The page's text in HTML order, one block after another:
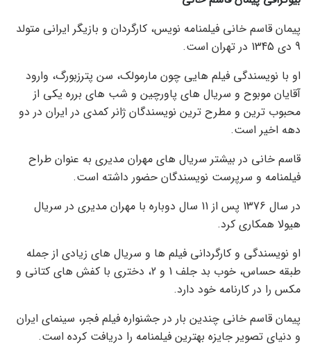
پیمان قاسم خانی فیلمنامه نویس، کارگردان و بازیگر ایرانی متولد
9 دی 1345 در تهران است.
او با نویسندگی فیلم هایی چون مارمولک، سن پترزبورگ، وارود
آقایان موبوح و سریال های پاورچین و شب های برره یکی از
محبوب ترین و مطرح ترین نویسندگان ژانر کمدی در ایران در دو
دهه اخیر است.
قاسم خانی در بیشتر سریال های مهران مدیری به عنوان طراح
فیلمنامه و سرپرست نویسندگان حضور داشته است.
در سال 1376 پس از 11 سال دوباره با مهران مدیری در سریال
هیولا همکاری کرد.
او نویسندگی و کارگردانی فیلم ها و سریال های زیادی از جمله
طبقه حساس، خوب بد جلف 1 و 2، دختری با کفش های کتانی و
مکس را در کارنامه خود دارد.
پیمان قاسم خانی چندین بار در جشنواره فیلم فجر، سینمای ایران
و دنیای تصویر جایزه بهترین فیلمنامه را دریافت کرده است.